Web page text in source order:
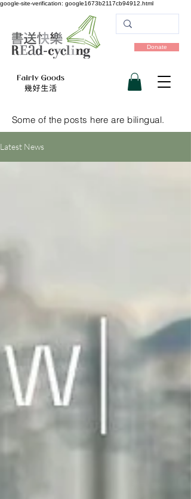
google-site-verification: google1673b2117cb94912.html
Donate
Some of the posts here are bilingual.
Latest News